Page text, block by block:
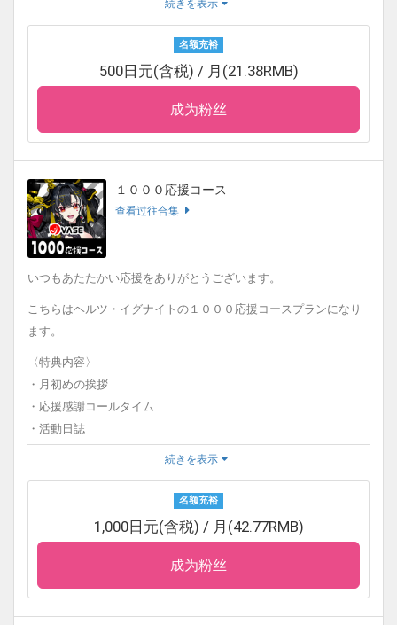
〈月初めの挨拶について〉
毎月初めにタレントのご挨拶が更新されます。
〈応援感謝コールタイムについて〉
毎月初めにYouTube配信でお名前をお呼びします。
毎月１日に更新いたします。
ど、日誌や絵日記として見ることができます。
〈ファンティアについて〉
こちらのサービスでは、ファンティアでの商品の販売目的ではな
く、あくまでお客様への気持ちの特典であり、タレントを支援す
る形となります。
続きを表示
名额充裕
500日元(含税) / 月(21.38RMB)
成为粉丝
１０００応援コース
查看过往合集
いつもあたたかい応援をありがとうございます。
こちらはヘルツ・イグナイトの１０００応援コースプランになり
ます。
〈特典内容〉
・月初めの挨拶
・応援感謝コールタイム
・活動日誌
・メッセージオリジナル画像
〈月初めの挨拶について〉
毎月初めにタレントのご挨拶が更新されます。
〈応援感謝コールタイムについて〉
毎月初めにYouTube配信でお名前をお呼びします。
〈活動日誌について〉
続きを表示
名额充裕
1,000日元(含税) / 月(42.77RMB)
成为粉丝